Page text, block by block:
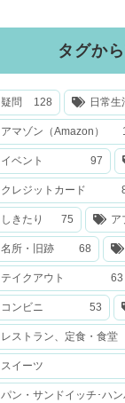
タグか
疑問 128 日常生
アマゾン（Amazon）
イベント 97
クレジットカード
しきたり 75 ア
名所・旧跡 68
テイクアウト 63
コンビニ 53
レストラン、定食・食堂
スイーツ
パン・サンドイッチ･ハ